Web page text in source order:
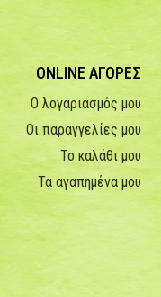
ONLINE ΑΓΟΡΕΣ
Ο λογαριασμός μου
Οι παραγγελίες μου
Το καλάθι μου
Τα αγαπημένα μου